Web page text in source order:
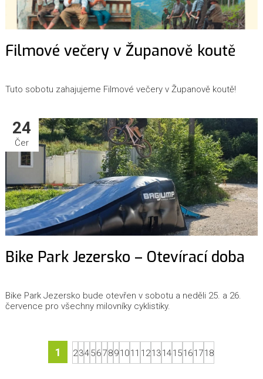
Filmové večery v Županově koutě
Tuto sobotu zahajujeme Filmové večery v Županově koutě!
24
Čer
Bike Park Jezersko – Otevírací doba
Bike Park Jezersko bude otevřen v sobotu a neděli 25. a 26.
července pro všechny milovníky cyklistiky.
1 234567891011 12131415161718